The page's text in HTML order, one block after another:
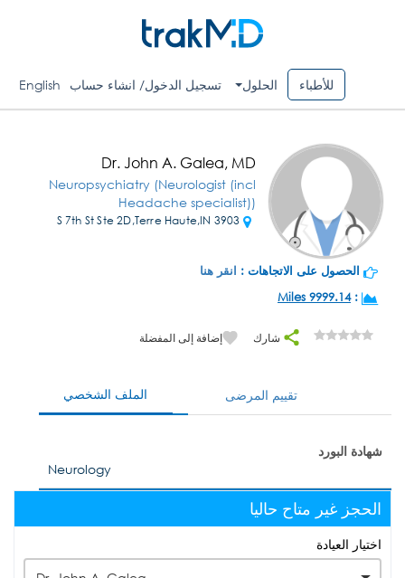
للأطباء الحلول تسجيل الدخول/ انشاء حساب English
Dr. John A. Galea, MD
Neuropsychiatry (Neurologist (incl
Headache specialist))
الحصول على الاتجاهات : انقر هنا
:
9999.14 Miles
شارك إضافة إلى المفضلة
الملف الشخصي تقييم المرضى
شهادة البورد
Neurology
الحجز غير متاح حاليا
اختيار العيادة